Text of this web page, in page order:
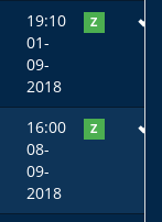
19:10
01-
09-
2018
Z
16:00
08-
09-
2018
Z